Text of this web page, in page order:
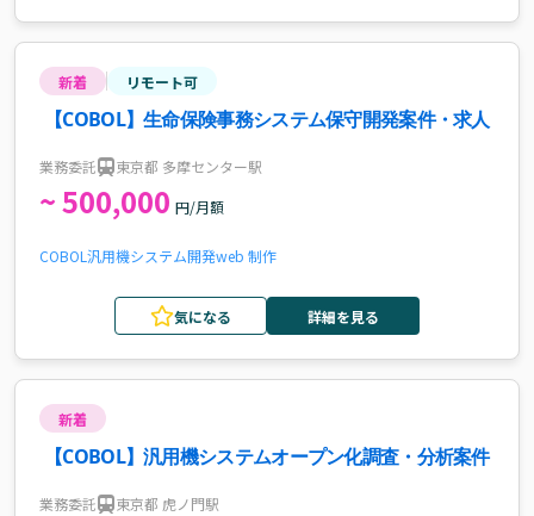
新着 リモート可
【COBOL】生命保険事務システム保守開発案件・求人
業務委託 東京都 多摩センター駅
~ 500,000 円/月額
COBOL 汎用機システム開発web 制作
気になる 詳細を見る
新着
【COBOL】汎用機システムオープン化調査・分析案件
業務委託 東京都 虎ノ門駅